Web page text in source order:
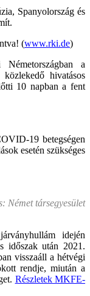
Spanyolország és
(www.rki.de)
a
közlekedő hivatásos
10 napban a fent
19 betegségen
esetén szükséges
Német társegyesület
idején
időszak után 2021.
visszaáll a hétvégi
rendje, miután a
Részletek MKFE-